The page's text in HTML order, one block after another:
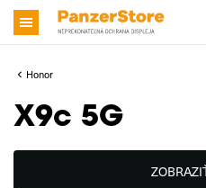
Honor
X9c 5G